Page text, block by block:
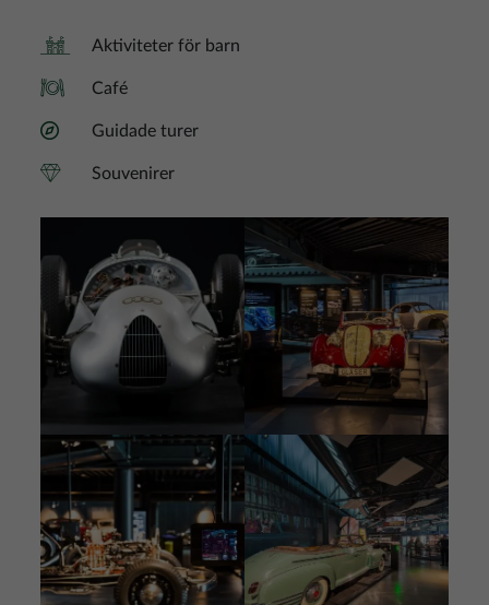
Aktiviteter för barn
Café
Guidade turer
Souvenirer
Bild Bild